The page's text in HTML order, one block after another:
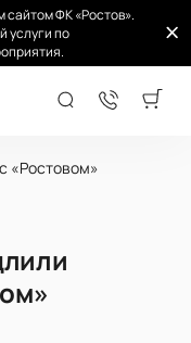
ФК «Ростов».
услуги по
«Ростовом»